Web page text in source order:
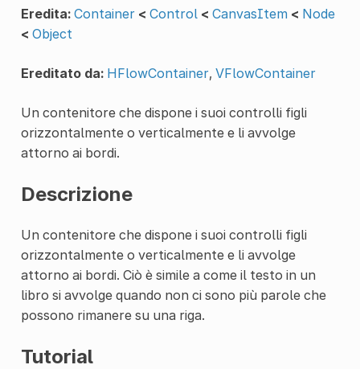
Eredita: Container < Control < CanvasItem < Node
< Object
Ereditato da: HFlowContainer, VFlowContainer
Un contenitore che dispone i suoi controlli figli
orizzontalmente o verticalmente e li avvolge
attorno ai bordi.
Descrizione
Un contenitore che dispone i suoi controlli figli
orizzontalmente o verticalmente e li avvolge
attorno ai bordi. Ciò è simile a come il testo in un
libro si avvolge quando non ci sono più parole che
possono rimanere su una riga.
Tutorial